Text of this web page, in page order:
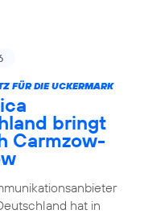
FÜR DIE UCKERMARK
bringt
Carmzow-
hat in